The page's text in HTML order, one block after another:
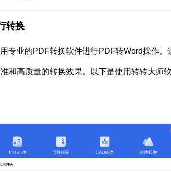
转换
专业的PDF转换软件进行PDF转Word操作。
和高质量的转换效果。以下是使用转转大师